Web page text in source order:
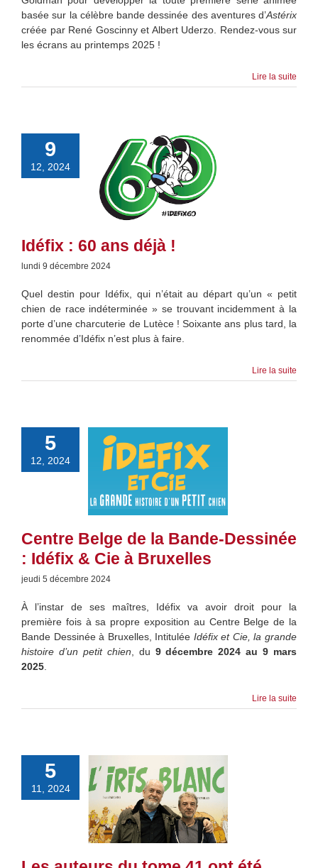
basée sur la célèbre bande dessinée des aventures d’Astérix
créée par René Goscinny et Albert Uderzo. Rendez-vous sur
les écrans au printemps 2025 !
Lire la suite
9
12, 2024
Idéfix : 60 ans déjà !
lundi 9 décembre 2024
Quel destin pour Idéfix, qui n’était au départ qu’un « petit
chien de race indéterminée » se trouvant incidemment à la
porte d’une charcuterie de Lutèce ! Soixante ans plus tard, la
renommée d’Idéfix n’est plus à faire.
Lire la suite
5
12, 2024
Centre Belge de la Bande-Dessinée
: Idéfix & Cie à Bruxelles
jeudi 5 décembre 2024
À l’instar de ses maîtres, Idéfix va avoir droit pour la
première fois à sa propre exposition au Centre Belge de la
Bande Dessinée à Bruxelles, Intitulée Idéfix et Cie, la grande
histoire d’un petit chien , du 9 décembre 2024 au 9 mars
2025
Lire la suite
5
11, 2024